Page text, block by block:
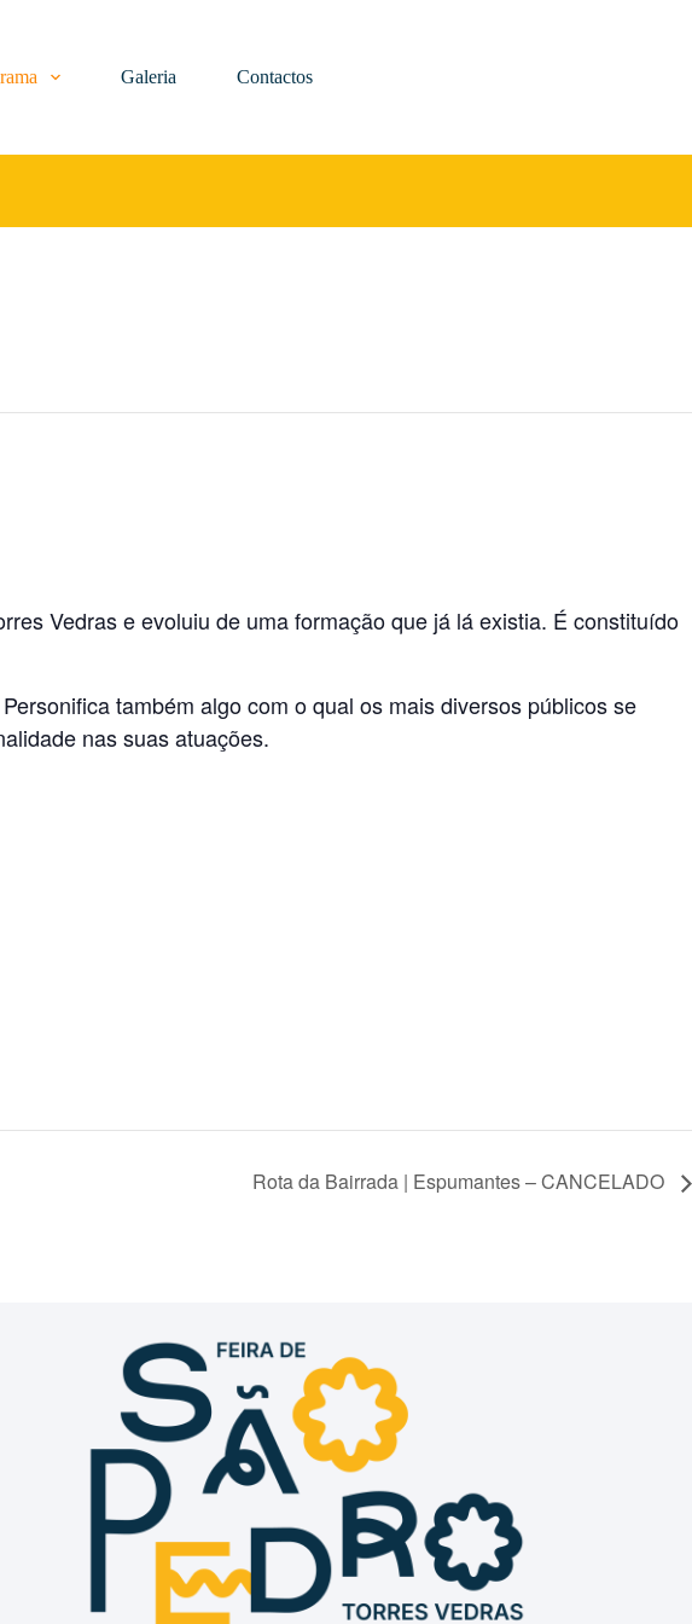
Galeria Contactos
Vedras e evoluiu de uma formação que já lá existia. É constituído
também algo com o qual os mais diversos públicos se
nas suas atuações.
Rota da Bairrada | Espumantes – CANCELADO